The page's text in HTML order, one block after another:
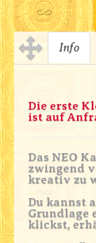
Info
Die erste
ist auf
Das NEO
zwingend
kreativ zu
Du kannst
Grundlage
klickst,